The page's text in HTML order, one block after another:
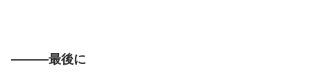
―――最後に